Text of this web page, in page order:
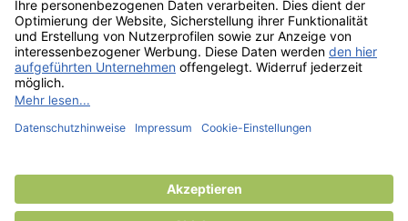
Contact us
erio FRESH GmbH & Co. KG
Stader Landstr. 7
28719 Bremen
+49 (0) 421 169 817 80
© 2013 -2026erio FRESH GmbH & Co. KG